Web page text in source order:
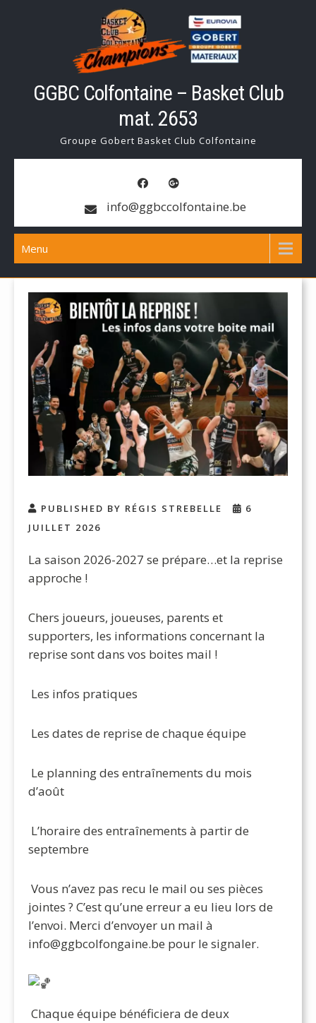
GGBC Colfontaine – Basket Club
mat. 2653
Groupe Gobert Basket Club Colfontaine
info@ggbccolfontaine.be
Menu
PUBLISHED BY RÉGIS STREBELLE
6
JUILLET 2026
La saison 2026-2027 se prépare…et la reprise
approche !
Chers joueurs, joueuses, parents et
supporters, les informations concernant la
reprise sont dans vos boites mail !
Les infos pratiques
Les dates de reprise de chaque équipe
Le planning des entraînements du mois
d’août
L’horaire des entraînements à partir de
septembre
Vous n’avez pas recu le mail ou ses pièces
jointes ? C’est qu’une erreur a eu lieu lors de
l’envoi. Merci d’envoyer un mail à
info@ggbcolfongaine.be pour le signaler.
Chaque équipe bénéficiera de deux